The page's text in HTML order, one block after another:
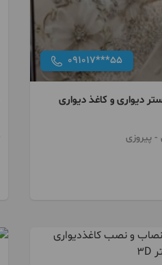
091017***55
دیواری و کاغذ دیواری
- پیروزی